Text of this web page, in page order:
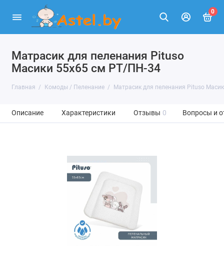
0
Матрасик для пеленания Pituso
Масики 55х65 см РT/ПН-34
Главная Комоды / Пеленание Матрасик для пеленания Pituso
Описание Характеристики Отзывы 0 Вопросы и